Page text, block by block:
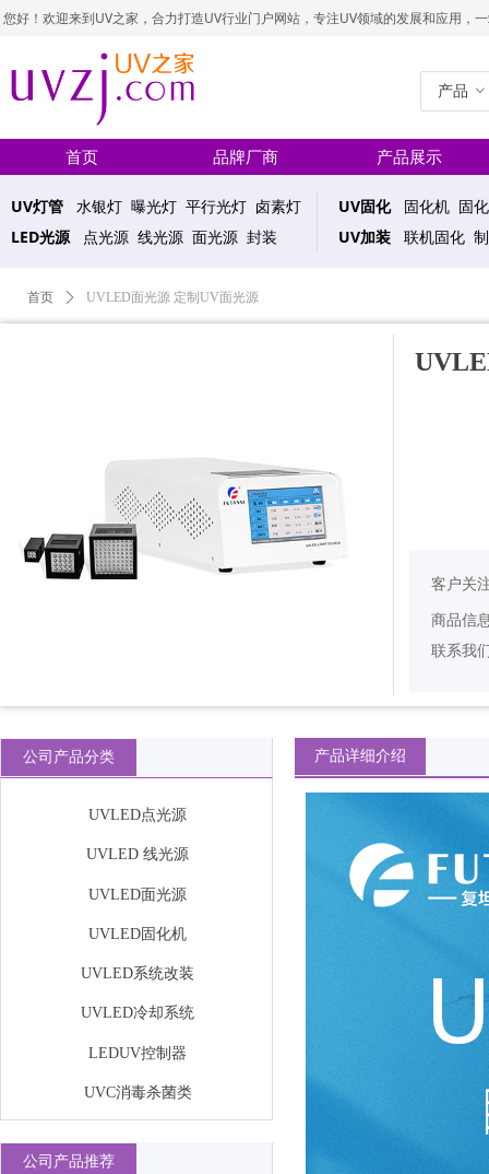
您好！欢迎来到UV之家，合力打造UV行业门户网站，专注UV领域的发展和应用，
产品 ꀁ
首页 品牌厂商 产品展示
UV灯管 水银灯 曝光灯 平行光灯 卤素灯
LED光源 点光源 线光源 面光源 封装
UV固化 固化机 固
UV加装
联机固化
首页 ꄲ UVLED面光源 定制UV面光源
商品信
联系我
客户关
产品详细介绍
公司产品分类
UVLED点光源
UVLED 线光源
UVLED面光源
UVLED固化机
UVLED系统改装
UVLED冷却系统
LEDUV控制器
UVC消毒杀菌类
公司产品推荐